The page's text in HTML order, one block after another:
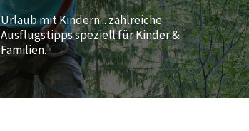
Urlaub mit Kindern... zahlreiche
Ausflugstipps speziell für Kinder &
Familien.